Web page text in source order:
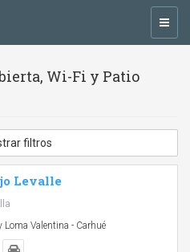
Wi-Fi y Patio
filtros
Levalle
Loma Valentina - Carhué